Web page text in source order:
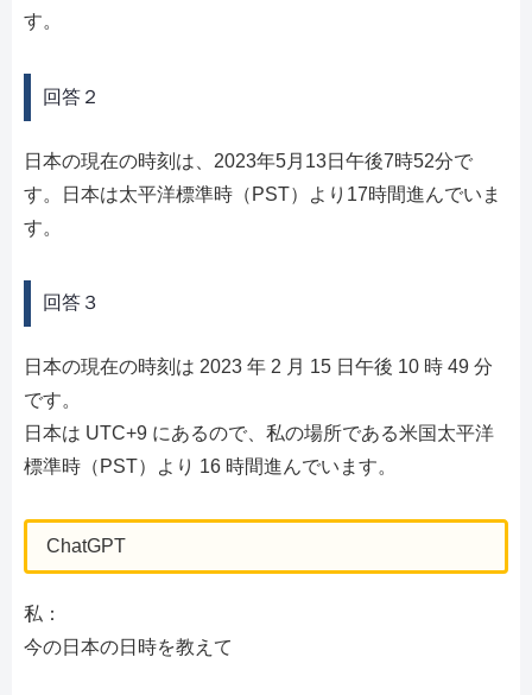
す。
回答２
日本の現在の時刻は、2023年5月13日午後7時52分で
す。日本は太平洋標準時（PST）より17時間進んでいま
す。
回答３
日本の現在の時刻は 2023 年 2 月 15 日午後 10 時 49 分
です。
日本は UTC+9 にあるので、私の場所である米国太平洋
標準時（PST）より 16 時間進んでいます。
ChatGPT
私：
今の日本の日時を教えて